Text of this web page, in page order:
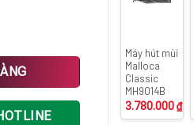
Máy hút mùi
Malloca
Classic
MH9014B
3.780.000₫